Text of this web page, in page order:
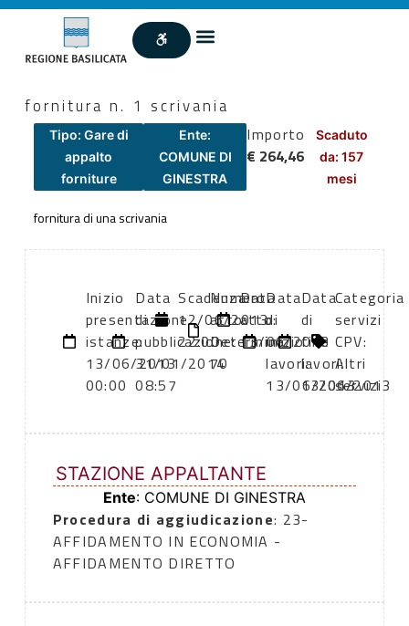
fornitura n. 1 scrivania
Tipo: Gare di
appalto
forniture
Ente:
COMUNE DI
GINESTRA
Importo
€ 264,46
Scaduto
da: 157
mesi
fornitura di una scrivania
Inizio
presentazione
istanze:
13/06/2013
00:00
Data
di
pubblicazione:
31/01/2014
08:57
Scadenza:
12/06/2013
22:00
Numero
atto:
Determina
70
Data
atto:
13/06/2013
Data
di
inizio
lavori:
13/06/2013
Data
di
fine
lavori:
13/06/2013
Categoria
servizi
CPV:
Altri
servizi
STAZIONE APPALTANTE
Ente: COMUNE DI GINESTRA
Procedura di aggiudicazione: 23-
AFFIDAMENTO IN ECONOMIA -
AFFIDAMENTO DIRETTO